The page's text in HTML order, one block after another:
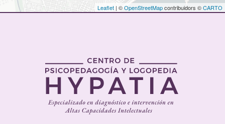
Leaflet | ©OpenStreetMapcontribuidors ©CARTO